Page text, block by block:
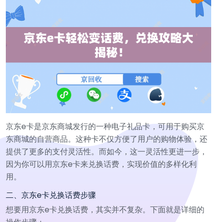
京东e卡是京东商城发行的一种电子礼品卡，可用于购买京
东商城的自营商品。这种卡不仅方便了用户的购物体验，还
提供了更多的支付灵活性。而如今，这一灵活性更进一步，
因为你可以用京东e卡来兑换话费，实现价值的多样化利
用。
二、京东e卡兑换话费步骤
想要用京东e卡兑换话费，其实并不复杂。下面就是详细的